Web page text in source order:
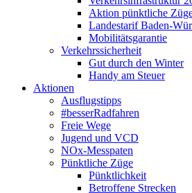
Aktion pünktliche
Landestarif Baden-
Mobilitätsgarantie
Verkehrssicherheit
Gut durch den Winter
Handy am Steuer
Aktionen
Ausflugstipps
#besserRadfahren
Freie Wege
Jugend und VCD
NOx-Messpaten
Pünktliche Züge
Pünktlichkeit
Betroffene Strecken